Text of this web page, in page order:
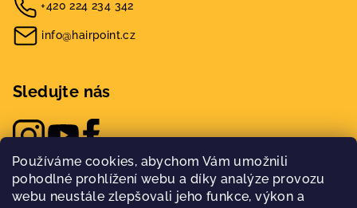
Používáme cookies, abychom Vám umožnili
pohodlné prohlížení webu a díky analýze provozu
webu neustále zlepšovali jeho funkce, výkon a
+420 224 234 342
info@hairpoint.cz
Sledujte nás